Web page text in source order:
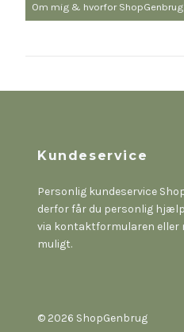
Om mig & hvorfor ShopGenbrug
Kundeservice
Personlig kundeservice
derfor får du personlig
via kontaktformularen eller
muligt.
© 2026 ShopGenbrug